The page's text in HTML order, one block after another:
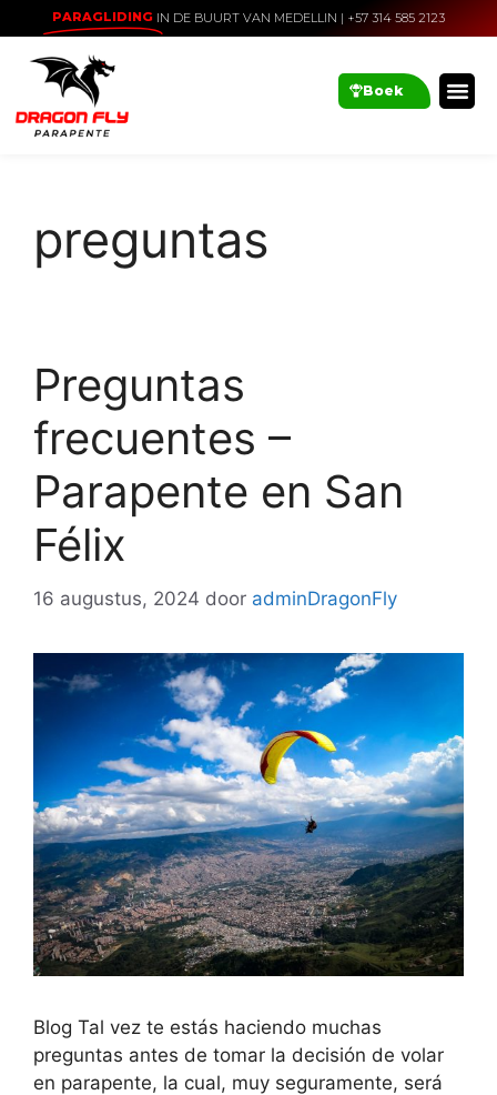
PARAGLIDING IN DE BUURT VAN MEDELLIN | +57 314 585 2123
Boek
preguntas
Preguntas
frecuentes –
Parapente en San
Félix
16 augustus, 2024 door adminDragonFly
Blog Tal vez te estás haciendo muchas
preguntas antes de tomar la decisión de volar
en parapente, la cual, muy seguramente, será